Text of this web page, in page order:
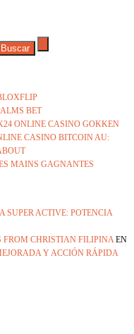
BET
ONLINE CASINO GOKKEN
CASINO BITCOIN AU:
MAINS GAGNANTES
SUPER ACTIVE: POTENCIA
FROM CHRISTIAN FILIPINAEN
Y ACCIÓN RÁPIDA